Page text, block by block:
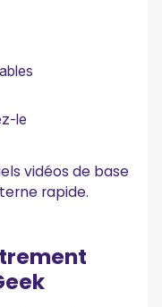
le
vidéos de base
rapide.